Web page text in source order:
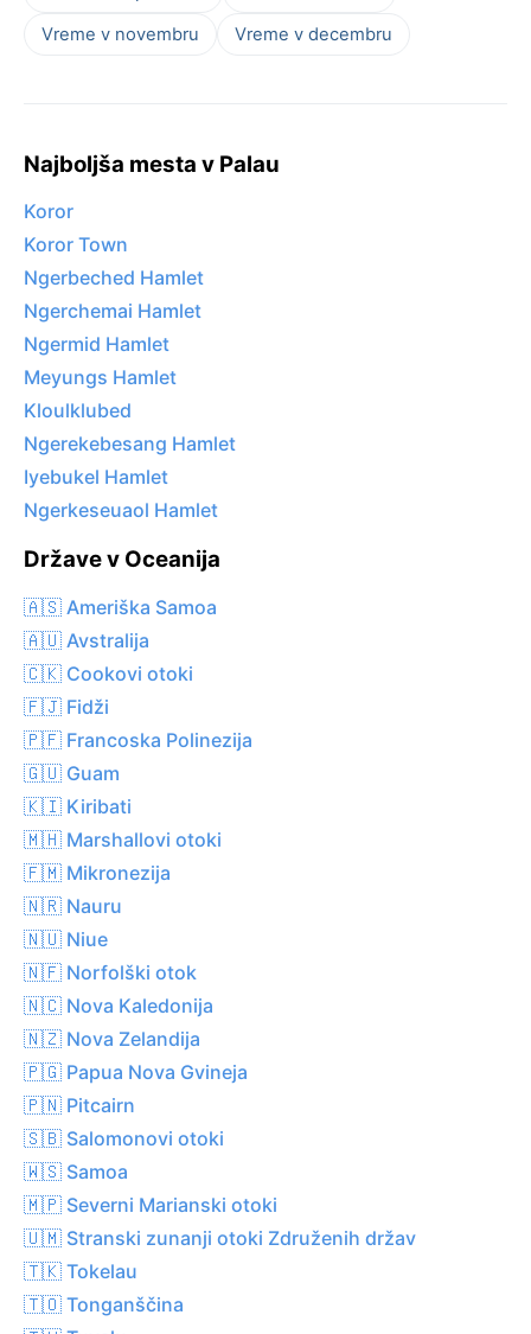
Vreme v novembru
Vreme v decembru
Najboljša mesta v Palau
Koror
Koror Town
Ngerbeched Hamlet
Ngerchemai Hamlet
Ngermid Hamlet
Meyungs Hamlet
Kloulklubed
Ngerekebesang Hamlet
Iyebukel Hamlet
Ngerkeseuaol Hamlet
Države v Oceanija
🇦🇸 Ameriška Samoa
🇦🇺 Avstralija
🇨🇰 Cookovi otoki
🇫🇯 Fidži
🇵🇫 Francoska Polinezija
🇬🇺 Guam
🇰🇮 Kiribati
🇲🇭 Marshallovi otoki
🇫🇲 Mikronezija
🇳🇷 Nauru
🇳🇺 Niue
🇳🇫 Norfolški otok
🇳🇨 Nova Kaledonija
🇳🇿 Nova Zelandija
🇵🇬 Papua Nova Gvineja
🇵🇳 Pitcairn
🇸🇧 Salomonovi otoki
🇼🇸 Samoa
🇲🇵 Severni Marianski otoki
🇺🇲 Stranski zunanji otoki Združenih držav
🇹🇰 Tokelau
🇹🇴 Tonganščina